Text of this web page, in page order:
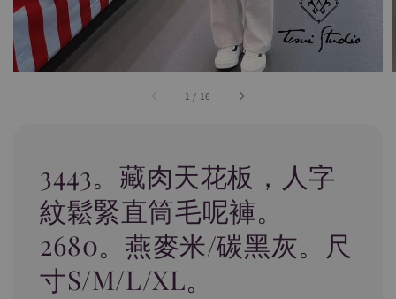
1 / 16
3443。藏肉天花板，人字
紋鬆緊直筒毛呢褲。
2680。燕麥米/碳黑灰。尺
寸S/M/L/XL。